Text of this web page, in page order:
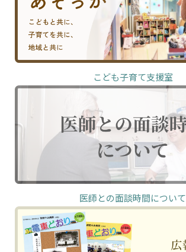
こども子育て支援室
医師との面談時間について